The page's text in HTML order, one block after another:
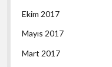
Ekim 2017
Mayıs 2017
Mart 2017